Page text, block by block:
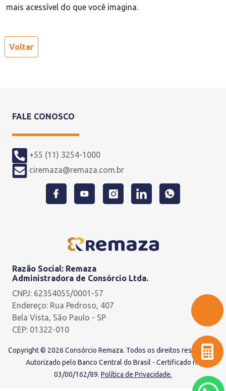
mais acessível do que você imagina.
Voltar
FALE CONOSCO
+55 (11) 3254-1000
ciremaza@remaza.com.br
Razão Social: Remaza
Administradora de Consórcio Ltda.
CNPJ: 62354055/0001-57
Endereço: Rua Pedroso, 407
Bela Vista, São Paulo - SP
CEP: 01322-010
Copyright © 2026 Consórcio Remaza. Todos os direitos reservados.
Autorizado pelo Banco Central do Brasil - Certificado nº
03/00/162/89. Política de Privacidade.